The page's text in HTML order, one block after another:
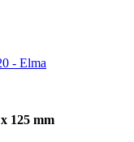
- Elma
125 mm